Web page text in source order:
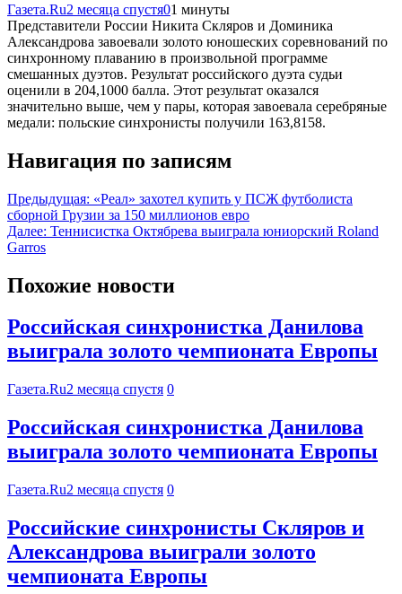
Газета.Ru2 месяца спустя01 минуты
Представители России Никита Скляров и Доминика
Александрова завоевали золото юношеских соревнований по
синхронному плаванию в произвольной программе
смешанных дуэтов. Результат российского дуэта судьи
оценили в 204,1000 балла. Этот результат оказался
значительно выше, чем у пары, которая завоевала серебряные
медали: польские синхронисты получили 163,8158.
Навигация по записям
Предыдущая: «Реал» захотел купить у ПСЖ футболиста
сборной Грузии за 150 миллионов евро
Далее: Теннисистка Октябрева выиграла юниорский Roland
Garros
Похожие новости
Российская синхронистка Данилова
выиграла золото чемпионата Европы
Газета.Ru2 месяца спустя 0
Российская синхронистка Данилова
выиграла золото чемпионата Европы
Газета.Ru2 месяца спустя 0
Российские синхронисты Скляров и
Александрова выиграли золото
чемпионата Европы